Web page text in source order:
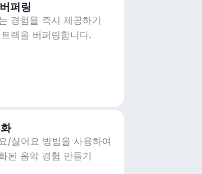
퍼링
경험을 즉시 제공하기
랙을 버퍼링합니다.
/싫어요 방법을 사용하여
된 음악 경험 만들기